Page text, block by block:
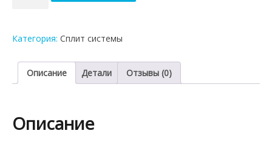
CS-
Z25XKE
Категория: Сплит системы
Описание Детали Отзывы (0)
Описание